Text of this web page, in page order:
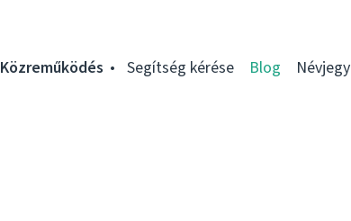
Közreműködés Segítség kérése Blog Névjegy